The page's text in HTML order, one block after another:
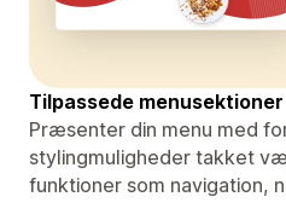
Tilpassede menusektioner
Præsenter din menu med
stylingmuligheder takket
funktioner som navigation,